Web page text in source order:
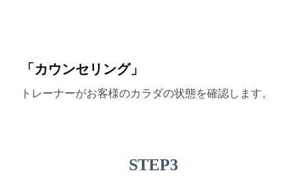
「カウンセリング」
トレーナーがお客様のカラダの状態を確認します。
STEP3